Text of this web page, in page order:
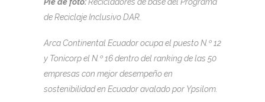
de Reciclaje Inclusivo DAR.
Arca Continental Ecuador ocupa el puesto N.º 12
y Tonicorp el N.º 16 dentro del ranking de las 50
empresas con mejor desempeño en
sostenibilidad en Ecuador avalado por Ypsilom.